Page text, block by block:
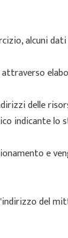
alcuni
delle
indicante lo
e
del